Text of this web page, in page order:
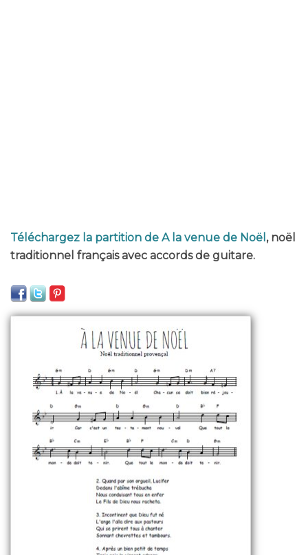
Téléchargez la partition de A la venue de Noël , noël
traditionnel français avec accords de guitare.